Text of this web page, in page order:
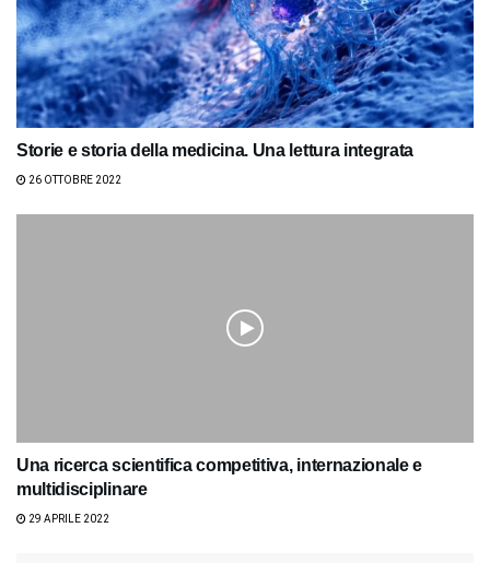
Storie e storia della medicina. Una lettura integrata
26 OTTOBRE 2022
Una ricerca scientifica competitiva, internazionale e
multidisciplinare
29 APRILE 2022